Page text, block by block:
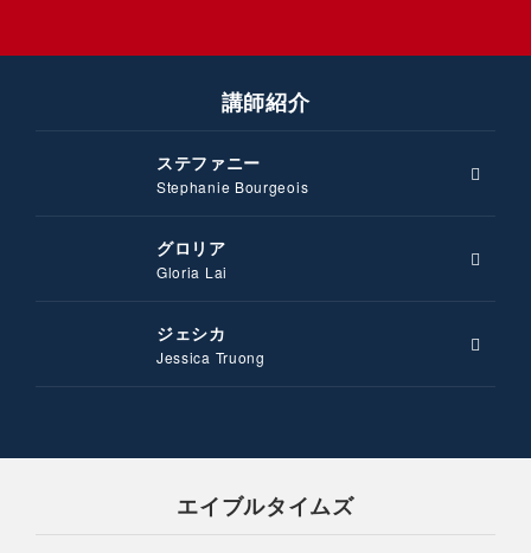
講師紹介
ステファニー
Stephanie Bourgeois
グロリア
Gloria Lai
ジェシカ
Jessica Truong
エイブルタイムズ